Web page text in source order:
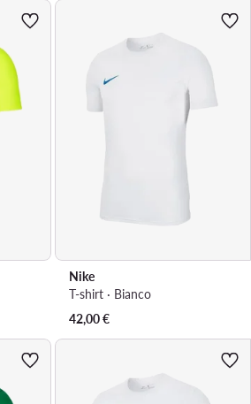
Nike
T-shirt · Bianco
42,00€